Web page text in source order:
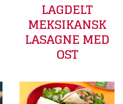
LAGDELT
MEKSIKANSK
LASAGNE MED
OST